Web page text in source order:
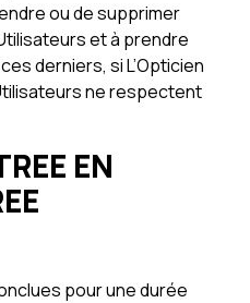
ou de supprimer
et à prendre
derniers, si L’Opticien
ne respectent
EN
pour une durée